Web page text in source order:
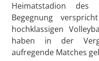
Heimatstadion des
Begegnung
hochklassigen
haben in der
aufregende Matches